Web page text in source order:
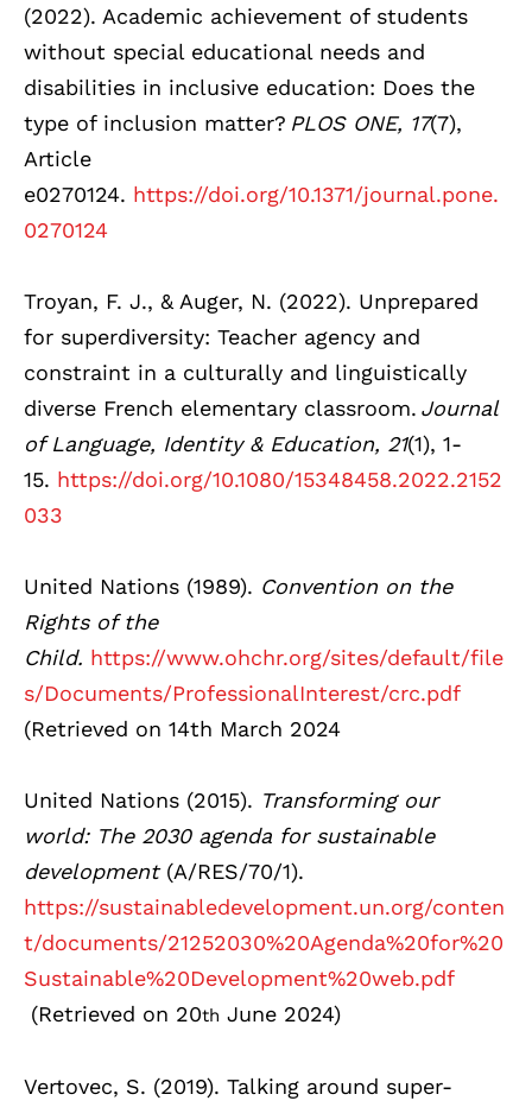
(2022). Academic achievement of students
without special educational needs and
disabilities in inclusive education: Does the
type of inclusion matter? PLOS ONE, 17(7),
Article
e0270124. https://doi.org/10.1371/journal.pone.
0270124
Troyan, F. J., & Auger, N. (2022). Unprepared
for superdiversity: Teacher agency and
constraint in a culturally and linguistically
diverse French elementary classroom. Journal
of Language, Identity & Education, 21(1), 1-
15. https://doi.org/10.1080/15348458.2022.2152
033
United Nations (1989). Convention on the
Rights of the
Child. https://www.ohchr.org/sites/default/file
s/Documents/ProfessionalInterest/crc.pdf
(Retrieved on 14th March 2024
United Nations (2015). Transforming our
world: The 2030 agenda for sustainable
development (A/RES/70/1).
https://sustainabledevelopment.un.org/conten
t/documents/21252030%20Agenda%20for%20
Sustainable%20Development%20web.pdf
(Retrieved on 20th June 2024)
Vertovec, S. (2019). Talking around super-